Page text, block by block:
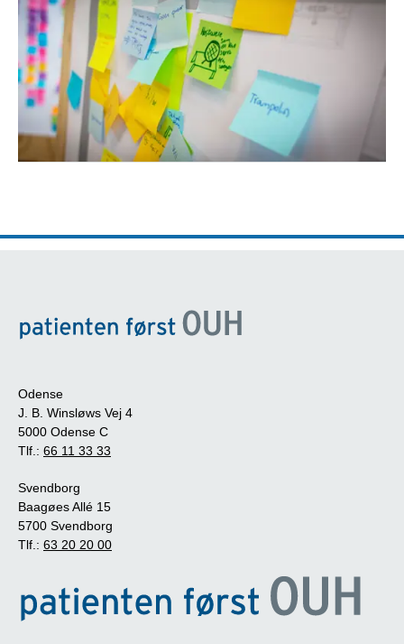
Odense
J. B. Winsløws Vej 4
5000 Odense C
Tlf.: 66 11 33 33
Svendborg
Baagøes Allé 15
5700 Svendborg
Tlf.: 63 20 20 00